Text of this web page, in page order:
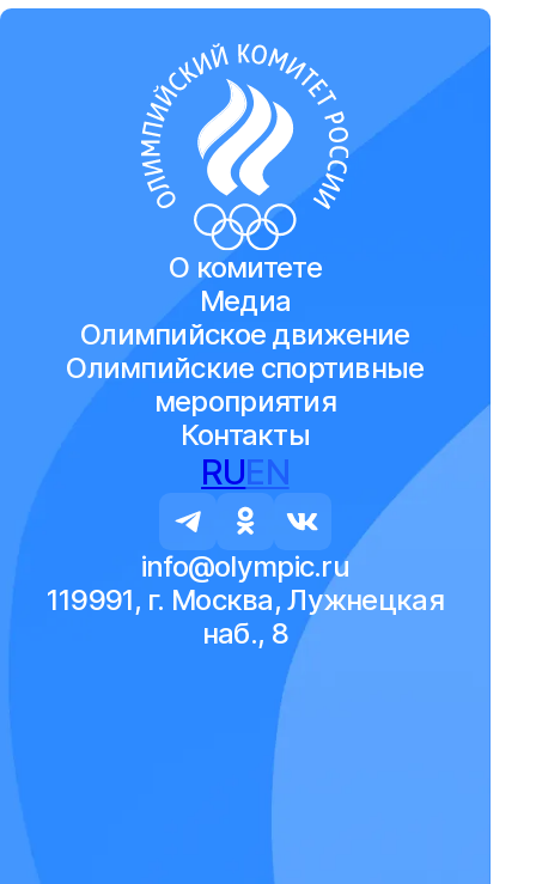
О комитете
Медиа
Олимпийское движение
Олимпийские спортивные
мероприятия
Контакты
RUEN
info@olympic.ru
119991, г. Москва, Лужнецкая
наб., 8